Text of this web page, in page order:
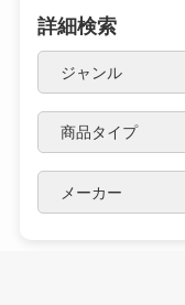
詳細検索